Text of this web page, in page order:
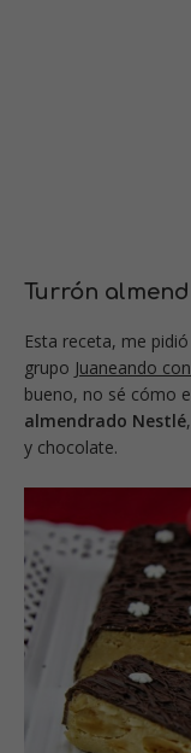
Turrón
Esta receta, me
grupo Juaneando
bueno, no sé cómo
almendrado Nestlé
y chocolate.